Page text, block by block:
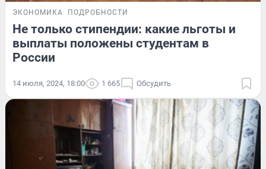
ЭКОНОМИКА ПОДРОБНОСТИ
Не только стипендии: какие льготы и
выплаты положены студентам в
России
14 июля, 2024, 18:00 1 665 Обсудить